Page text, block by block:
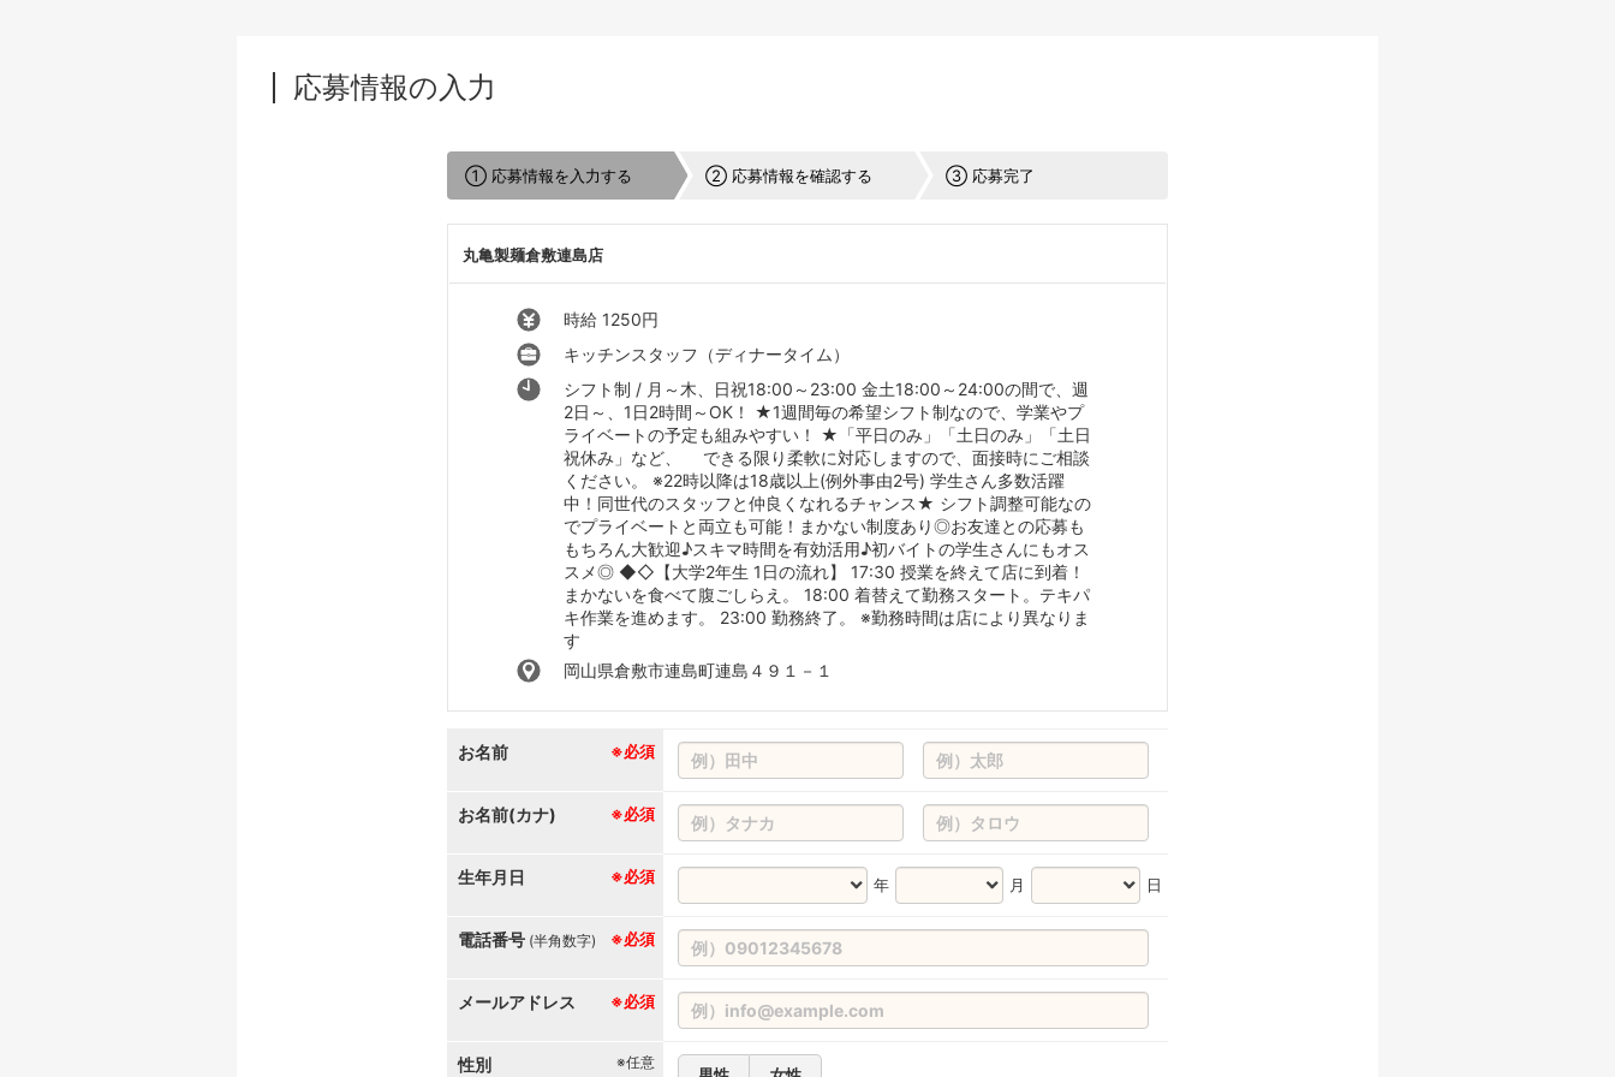
応募情報の入力
① 応募情報を入力する ② 応募情報を確認する ③ 応募完了
丸亀製麺倉敷連島店
時給 1250円
キッチンスタッフ（ディナータイム）
シフト制 / 月～木、日祝18:00～23:00 金土18:00～24:00の間で、週
2日～、1日2時間～OK！ ★1週間毎の希望シフト制なので、学業やプ
ライベートの予定も組みやすい！ ★「平日のみ」「土日のみ」「土日
祝休み」など、 できる限り柔軟に対応しますので、面接時にご相談
ください。 ※22時以降は18歳以上(例外事由2号) 学生さん多数活躍
中！同世代のスタッフと仲良くなれるチャンス★ シフト調整可能なの
でプライベートと両立も可能！まかない制度あり◎お友達との応募も
もちろん大歓迎♪スキマ時間を有効活用♪初バイトの学生さんにもオス
スメ◎ ◆◇【大学2年生 1日の流れ】 17:30 授業を終えて店に到着！
まかないを食べて腹ごしらえ。 18:00 着替えて勤務スタート。テキパ
キ作業を進めます。 23:00 勤務終了。 ※勤務時間は店により異なりま
す
岡山県倉敷市連島町連島４９１－１
お名前 ※必須
お名前(カナ) ※必須
生年月日 ※必須 年 月 日
電話番号 ※必須
(半角数字)
メールアドレス ※必須
性別 ※任意